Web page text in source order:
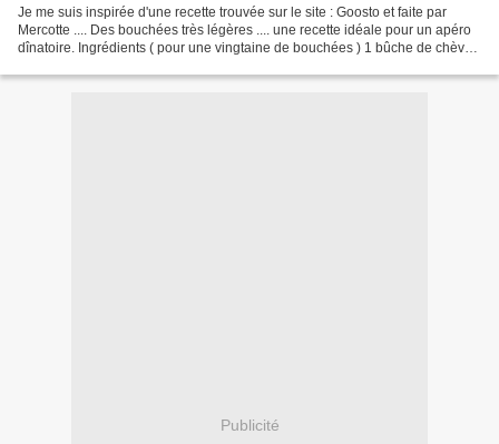
Je me suis inspirée d'une recette trouvée sur le site : Goosto et faite par
Mercotte .... Des bouchées très légères .... une recette idéale pour un apéro
dînatoire. Ingrédients ( pour une vingtaine de bouchées ) 1 bûche de chèvre
Publicité